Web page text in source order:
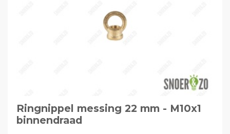
Ringnippel messing 22 mm - M10x1
binnendraad